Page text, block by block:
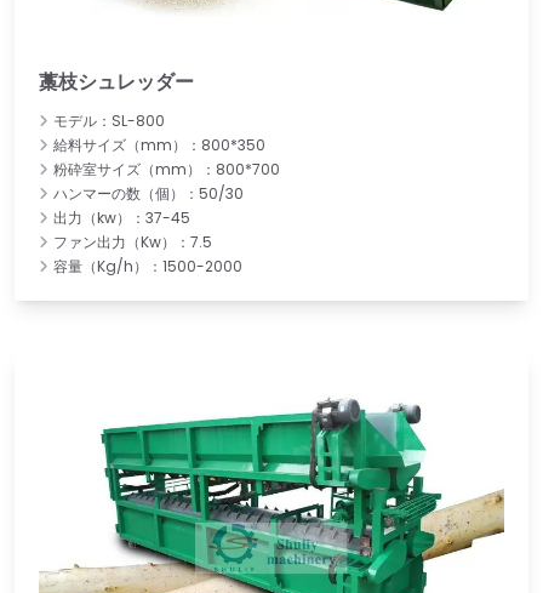
藁枝シュレッダー
モデル：SL-800
給料サイズ（mm）：800*350
粉砕室サイズ（mm）：800*700
ハンマーの数（個）：50/30
出力（kw）：37-45
ファン出力（Kw）：7.5
容量（Kg/h）：1500-2000